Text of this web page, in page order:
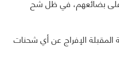
بضائعهم، في ظل شح
المقبلة الإفراج عن أي شحنات